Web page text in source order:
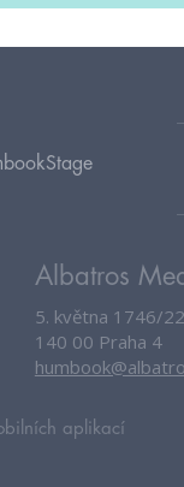
Albatros
5. května 1746/22
140 00 Praha 4
aplikací